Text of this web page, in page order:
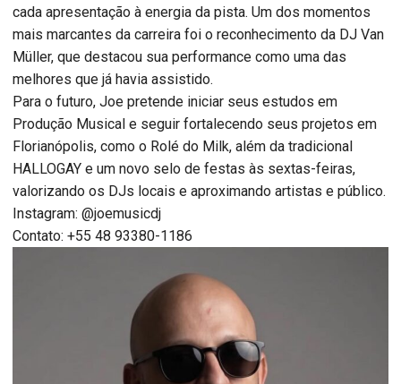
cada apresentação à energia da pista. Um dos momentos
mais marcantes da carreira foi o reconhecimento da DJ Van
Müller, que destacou sua performance como uma das
melhores que já havia assistido.
Para o futuro, Joe pretende iniciar seus estudos em
Produção Musical e seguir fortalecendo seus projetos em
Florianópolis, como o Rolé do Milk, além da tradicional
HALLOGAY e um novo selo de festas às sextas-feiras,
valorizando os DJs locais e aproximando artistas e público.
Instagram: @joemusicdj
Contato: +55 48 93380-1186